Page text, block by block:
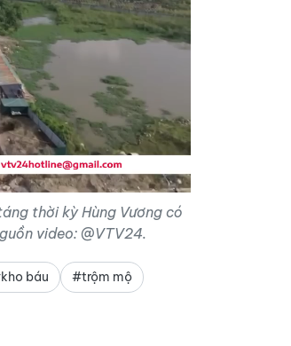
thời kỳ Hùng Vương có
video: @VTV24.
báu #trộm mộ